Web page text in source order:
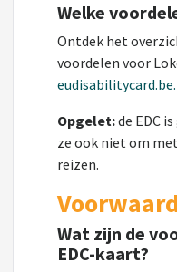
Welke
Ontdek het
voordelen voor
eudisabilitycard.be.
Opgelet:de EDC
ze ook niet om
reizen.
Wat zijn de
EDC-kaart?